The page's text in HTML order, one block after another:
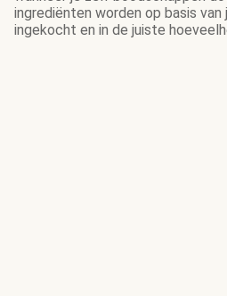
ingrediënten worden op basis
ingekocht en in de juiste